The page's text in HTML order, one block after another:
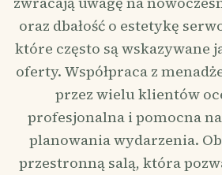
oraz dbałość o estetykę
które często są wskazywane
oferty. Współpraca z
przez wielu klientów
profesjonalna i pomocna
planowania wydarzenia.
przestronną salą, która